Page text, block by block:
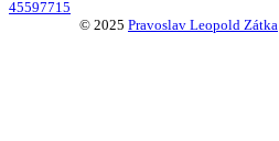
45597715
© 2025 Pravoslav Leopold Zátka